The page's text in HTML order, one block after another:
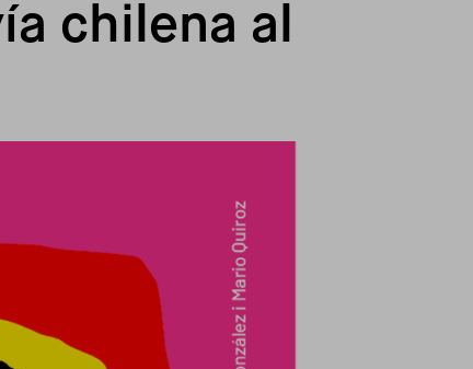
chilena al